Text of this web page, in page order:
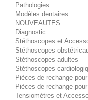
Pathologies
Modèles dentaires
NOUVEAUTES
Diagnostic
Stéthoscopes et
Stéthoscopes
Stéthoscopes adultes
Stéthoscopes
Pièces de rechange
Pièces de rechange
Tensiomètres et